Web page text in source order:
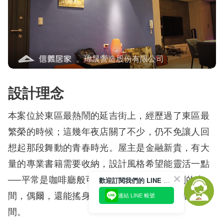
。瑋晨營造股份有限公司
設計理念
本案位於東區最熱鬧的延吉街上，經歷過了東區最
繁榮的時候；這幾年夜店關了不少，仍不免讓人回
想起那段舞動的青春時光。屋主是金融新貴，有大
量的專業書籍需要收納，設計風格希望能靈活一點
──平常是咖啡廳般可舒適地閱讀、小憩片刻的空
間，偶爾，還能搖身一變成為個性滿點的夜店風空
間。
歡迎訂閱我們的 LINE 官方帳號
連結 LINE 帳號